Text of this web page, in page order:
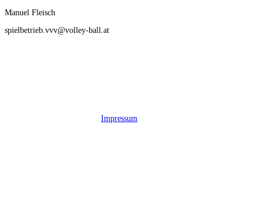
Manuel Fleisch
spielbetrieb.vvv@volley-ball.at
Impressum